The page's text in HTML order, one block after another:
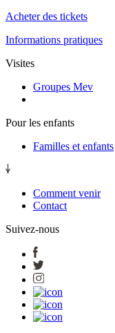
Acheter des tickets
Informations pratiques
Visites
Groupes Mev
Pour les enfants
Familles et enfants
Comment venir
Contact
Suivez-nous